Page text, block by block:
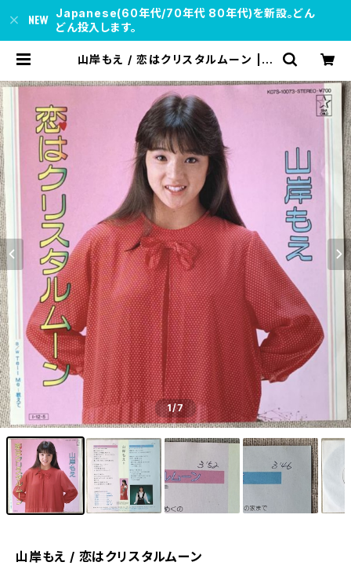
Japanese(60年代/70年代 80年代)を新設。どん
どん投入します。
山岸もえ / 恋はクリスタルムーン | s
1/7
山岸もえ / 恋はクリスタルムーン